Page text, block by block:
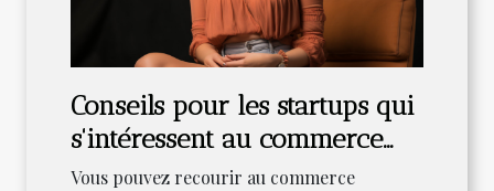
Conseils pour les startups qui
s'intéressent au commerce
électronique
Vous pouvez recourir au commerce